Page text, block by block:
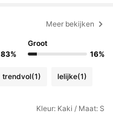
Meer bekijken
83%
Groot
16%
trendvol(1) lelijke(1)
Kleur: Kaki / Maat: S